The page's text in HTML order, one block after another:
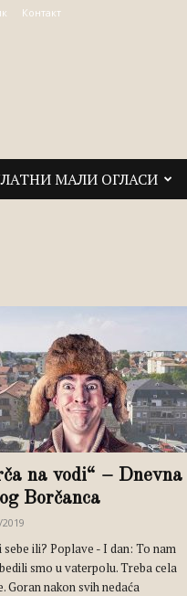
Контакт
МАЛИ ОГЛАСИ
na vodi“ – Dnevna
Borčanca
ili? Poplave - I dan: To nam
smo u vaterpolu. Treba cela
Goran nakon svih nedaća